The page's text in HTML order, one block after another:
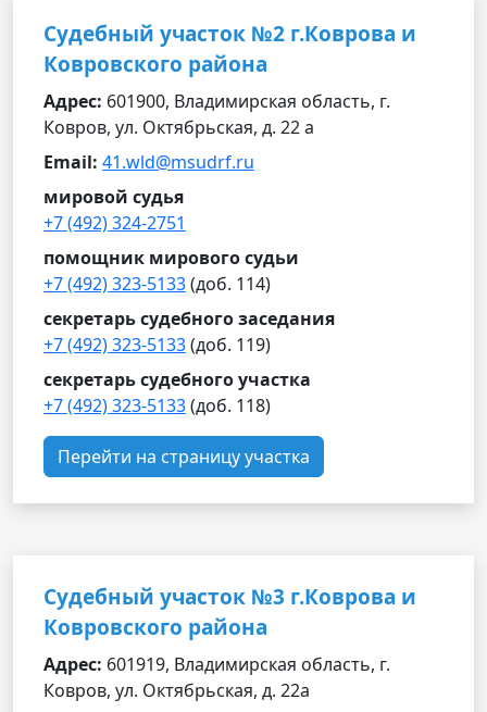
Судебный участок №2 г.Коврова и
Ковровского района
Адрес: 601900, Владимирская область, г.
Ковров, ул. Октябрьская, д. 22 а
Email: 41.wld@msudrf.ru
мировой судья
+7 (492) 324-2751
помощник мирового судьи
+7 (492) 323-5133(доб. 114)
секретарь судебного заседания
+7 (492) 323-5133(доб. 119)
секретарь судебного участка
+7 (492) 323-5133(доб. 118)
Перейти на страницу участка
Судебный участок №3 г.Коврова и
Ковровского района
Адрес: 601919, Владимирская область, г.
Ковров, ул. Октябрьская, д. 22а